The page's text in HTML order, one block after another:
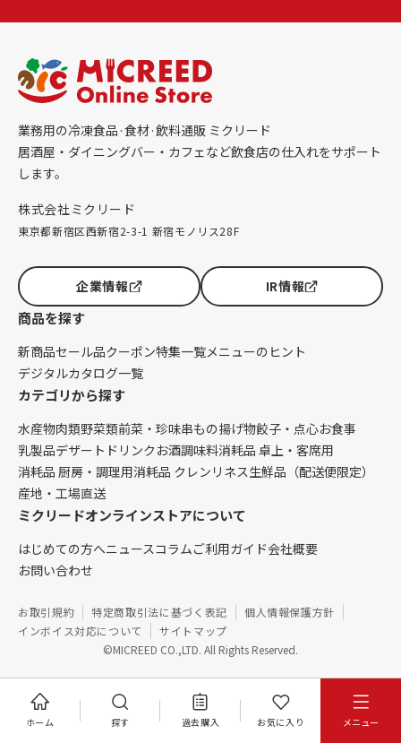
ホーム 探す 過去購入 お気に入り メニュー
業務用の冷凍食品·食材·飲料通販 ミクリード
居酒屋・ダイニングバー・カフェなど飲食店の仕入れをサポート
します。
株式会社ミクリード
東京都新宿区西新宿2-3-1 新宿モノリス28F
企業情報 IR情報
商品を探す
新商品セール品クーポン特集一覧メニューのヒント
デジタルカタログ一覧
カテゴリから探す
水産物肉類野菜類前菜・珍味串もの揚げ物餃子・点心お食事
乳製品デザート ドリンク お酒調味料消耗品 卓上・客席用
消耗品 厨房・調理用消耗品 クレンリネス生鮮品（配送便限定）
産地・工場直送
ミクリードオンラインストアについて
はじめての方へニュースコラムご利用ガイド会社概要
お問い合わせ
©MICREED CO.,LTD. All Rights Reserved.
お取引規約 特定商取引法に基づく表記
個人情報保護方針
インボイス対応について
サイトマップ